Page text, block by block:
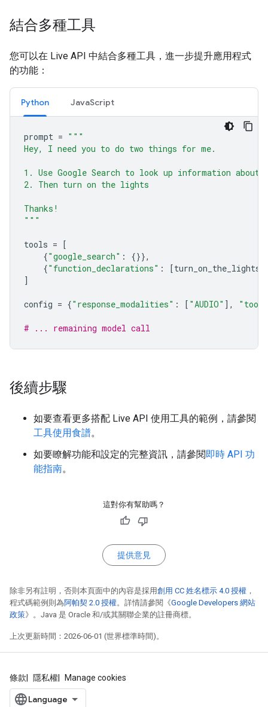
結合多種工具
您可以在 Live API 中結合多種工具，進一步提升應用程式
的功能：
Python JavaScript
prompt = """
Hey, I need you to do two things for me.
1. Use Google Search to look up information
2. Then turn on the lights
Thanks!
"""
tools = [
{"google_search" :
{}},
{"function_declarations" : [turn_on_the_lights
]
config = {"response_modalities" : [ "AUDIO" ],
# ... remaining model call
後續步驟
如要查看更多搭配 Live API 使用工具的範例，請參閱
工具使用食譜。
如要瞭解功能和設定的完整資訊，請參閱即時 API 功
能指南。
這對你有幫助嗎？
提供意見
除非另有註明，否則本頁面中的內容是採用創用 CC 姓名標示 4.0 授權 ，
程式碼範例則為阿帕契 2.0 授權。詳情請參閱《Google Developers 網站
政策》。Java 是 Oracle 和/或其關聯企業的註冊商標。
上次更新時間：2026-06-01 (世界標準時間)。
條款 隱私權 Manage cookies